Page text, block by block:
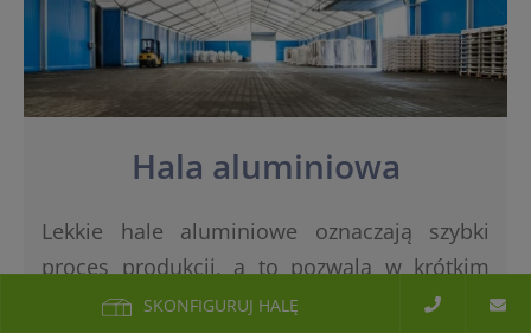
SKONFIGURUJ HALĘ
Hala aluminiowa
Lekkie hale aluminiowe oznaczają szybki
proces produkcji, a to pozwala w krótkim
czasie powiększyć powierzchnię niezbędną